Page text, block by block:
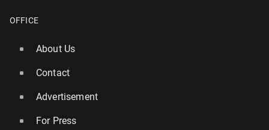
OFFICE
About Us
Contact
Advertisement
For Press